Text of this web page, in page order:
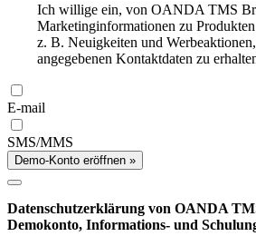
Ich willige ein, von OANDA TMS
Marketinginformationen zu
z. B. Neuigkeiten und
angegebenen Kontaktdaten zu
E-mail
SMS/MMS
Demo-Konto eröffnen »
Datenschutzerklärung von OANDA
Demokonto, Informations- und